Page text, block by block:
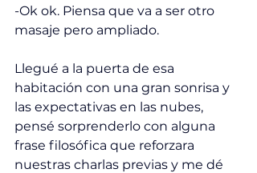
-Ok ok. Piensa que va a ser otro
masaje pero ampliado.
Llegué a la puerta de esa
habitación con una gran sonrisa y
las expectativas en las nubes,
pensé sorprenderlo con alguna
frase filosófica que reforzara
nuestras charlas previas y me dé